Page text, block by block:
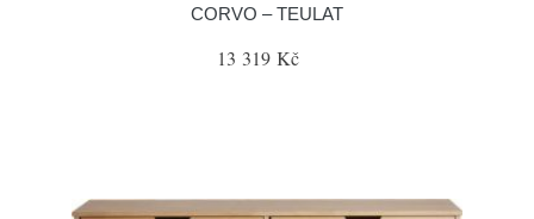
CORVO – TEULAT
13 319 Kč